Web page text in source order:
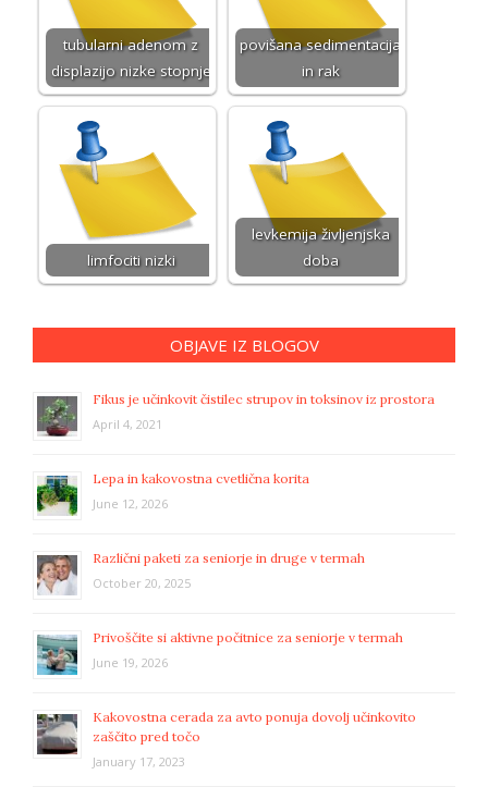
tubularni adenom z
displazijo nizke stopnje
povišana sedimentacija
in rak
limfociti nizki
levkemija življenjska
doba
OBJAVE IZ BLOGOV
Fikus je učinkovit čistilec strupov in toksinov iz prostora
April 4, 2021
Lepa in kakovostna cvetlična korita
June 12, 2026
Različni paketi za seniorje in druge v termah
October 20, 2025
Privoščite si aktivne počitnice za seniorje v termah
June 19, 2026
Kakovostna cerada za avto ponuja dovolj učinkovito
zaščito pred točo
January 17, 2023